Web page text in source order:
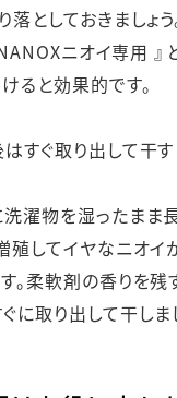
落としておきましょう
NANOXニオイ専用
ると効果的です。
すぐ取り出して干す
濯物を湿ったまま
殖してイヤなニオイ
。柔軟剤の香りを残
に取り出して干しま